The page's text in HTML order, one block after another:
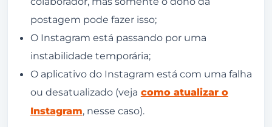
postagem pode fazer isso;
O Instagram está passando por uma
instabilidade temporária;
O aplicativo do Instagram está com uma falha
ou desatualizado (veja como atualizar o
Instagram, nesse caso).